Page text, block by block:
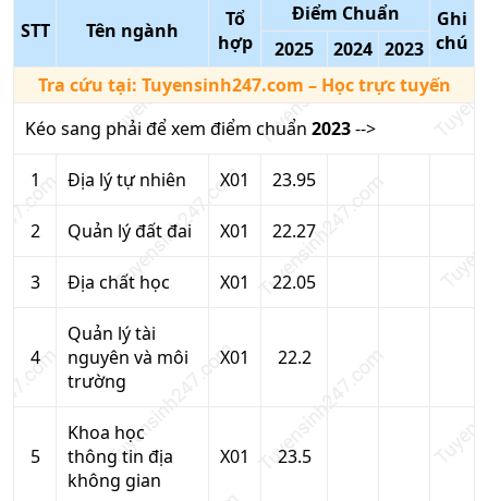
STT Tên ngành
Tổ
hợp
Điểm Chuẩn
Ghi
chú
2025 2024 2023
Tra cứu tại: Tuyensinh247.com – Học trực tuyến
Kéo sang phải để xem điểm chuẩn 2023-->
1 Địa lý tự nhiên X01 23.95
2 Quản lý đất đai X01 22.27
3 Địa chất học X01 22.05
4
Quản lý tài
nguyên và môi
trường
X01 22.2
5
Khoa học
thông tin địa
không gian
X01 23.5